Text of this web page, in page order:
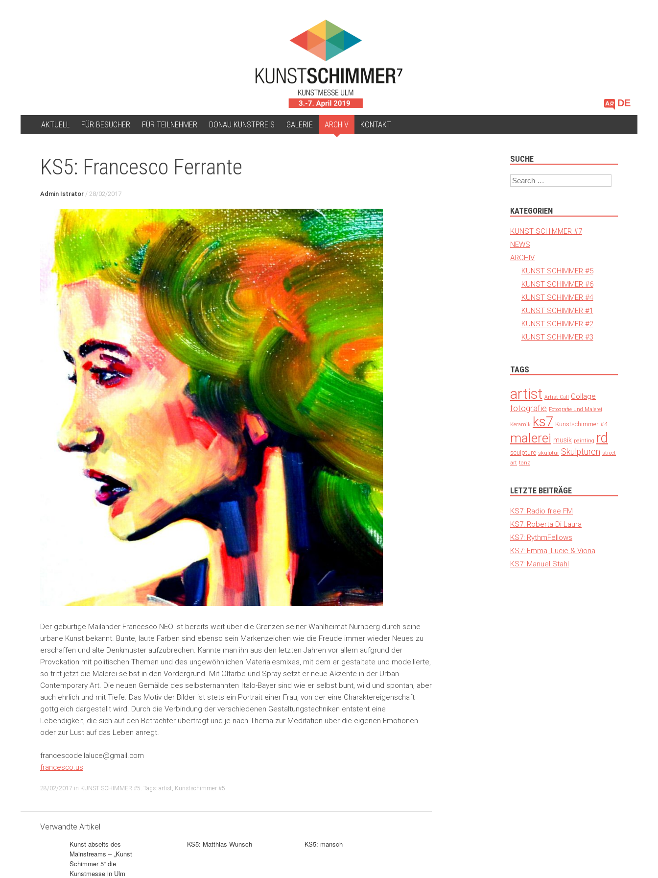
Sprache
auswählen
INHALT
AKTUELL FÜR BESUCHER FÜR TEILNEHMER DONAU KUNSTPREIS GALERIE ARCHIV KONTAKT
KS5: Francesco Ferrante
Admin Istrator / 28/02/2017
Der gebürtige Mailänder Francesco NEO ist bereits weit über die Grenzen seiner Wahlheimat Nürnberg durch seine
urbane Kunst bekannt. Bunte, laute Farben sind ebenso sein Markenzeichen wie die Freude immer wieder Neues zu
erschaffen und alte Denkmuster aufzubrechen. Kannte man ihn aus den letzten Jahren vor allem aufgrund der
Provokation mit politischen Themen und des ungewöhnlichen Materialesmixes, mit dem er gestaltete und modellierte,
so tritt jetzt die Malerei selbst in den Vordergrund. Mit Ölfarbe und Spray setzt er neue Akzente in der Urban
Contemporary Art. Die neuen Gemälde des selbsternannten Italo-Bayer sind wie er selbst bunt, wild und spontan, aber
auch ehrlich und mit Tiefe. Das Motiv der Bilder ist stets ein Portrait einer Frau, von der eine Charaktereigenschaft
gottgleich dargestellt wird. Durch die Verbindung der verschiedenen Gestaltungstechniken entsteht eine
Lebendigkeit, die sich auf den Betrachter überträgt und je nach Thema zur Meditation über die eigenen Emotionen
oder zur Lust auf das Leben anregt.
francescodellaluce@gmail.com
francesco.us
28/02/2017 in KUNST SCHIMMER #5 . Tags: artist Kunstschimmer #5
Verwandte Artikel
Kunst abseits des
Mainstreams – „Kunst
Schimmer 5“ die
Kunstmesse in Ulm
KS5: Matthias Wunsch KS5: mansch
SUCHE
Search
KATEGORIEN
KUNST SCHIMMER #7
NEWS
ARCHIV
KUNST SCHIMMER #5
KUNST SCHIMMER #6
KUNST SCHIMMER #4
KUNST SCHIMMER #1
KUNST SCHIMMER #2
KUNST SCHIMMER #3
TAGS
artist Artist Call Collage
fotografie Fotografie und Malerei
Keramik ks7 Kunstschimmer #4
malerei musik painting rd
sculpture skulptur Skulpturen street
art tanz
LETZTE BEITRÄGE
KS7: Radio free FM
KS7: Roberta Di Laura
KS7: RythmFellows
KS7: Emma, Lucie & Viona
KS7: Manuel Stahl